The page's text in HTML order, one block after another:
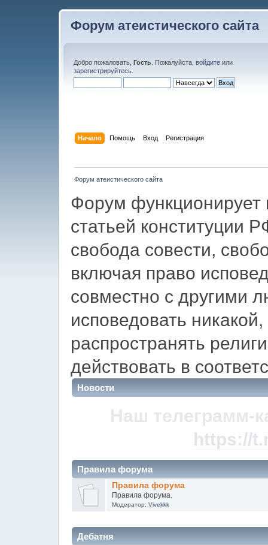
Форум атеистического сайта
Добро пожаловать, Гость . Пожалуйста, войдите или
зарегистрируйтесь
Начало Помощь Вход Регистрация
Форум атеистического сайта
Форум функционирует
статьей конституции
свобода совести,
включая право
совместно с другими
исповедовать
распространять
действовать в
Новости
Наш телеграмм-
https://
Правила форума
Правила форума
Правила форума.
Модератор: Vivekkk
Дебатня